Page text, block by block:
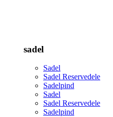
sadel
Sadel
Sadel Reservedele
Sadelpind
Sadel
Sadel Reservedele
Sadelpind